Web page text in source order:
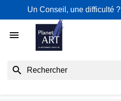
Un Conseil, une difficulté ?

search